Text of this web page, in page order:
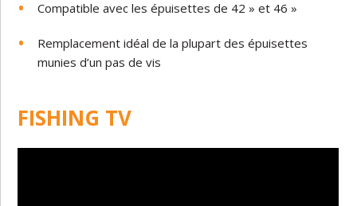
Compatible avec les épuisettes de 42 » et 46 »
Remplacement idéal de la plupart des épuisettes
munies d’un pas de vis
FISHING TV